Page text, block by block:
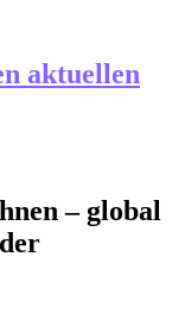
aktuellen
– global